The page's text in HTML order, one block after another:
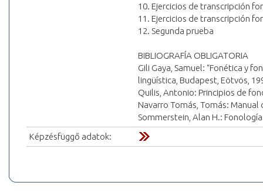
10. Ejercicios de transcripción
11. Ejercicios de transcripción
12. Segunda prueba
BIBLIOGRAFÍA OBLIGATORIA
Gili Gaya, Samuel: “Fonética y
lingüística, Budapest, Eötvös,
Quilis, Antonio: Principios de
Navarro Tomás, Tomás: Manual
Sommerstein, Alan H.:
Képzésfüggő adatok: